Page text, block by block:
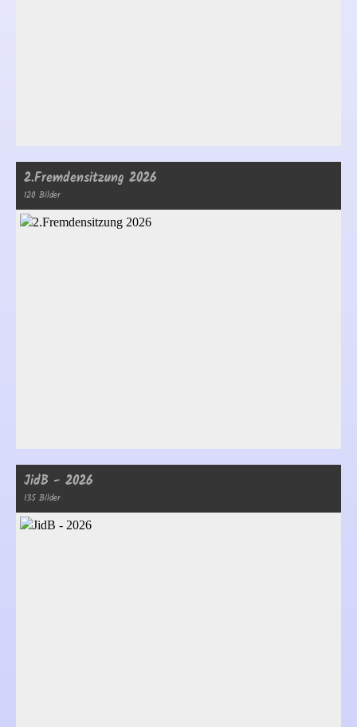
2.Fremdensitzung 2026
120 Bilder
JidB - 2026
135 Bilder